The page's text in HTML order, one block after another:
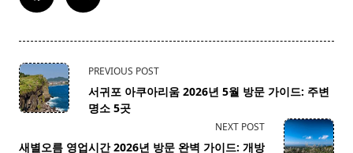
<span
class="nav-
subtitle
reader-
PREVIOUS POST
서귀포 아쿠아리움 2026년 5월 방문 가이드: 주변
명소 5곳
NEXT POST
새별오름 영업시간 2026년 방문 완벽 가이드: 개방